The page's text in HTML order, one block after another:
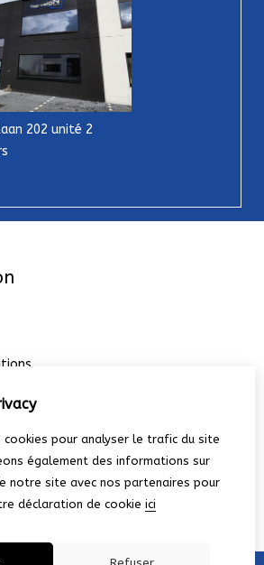
202 unité 2
cookies pour analyser le trafic du site
également des informations sur
notre site avec nos partenaires pour
déclaration de cookie ici